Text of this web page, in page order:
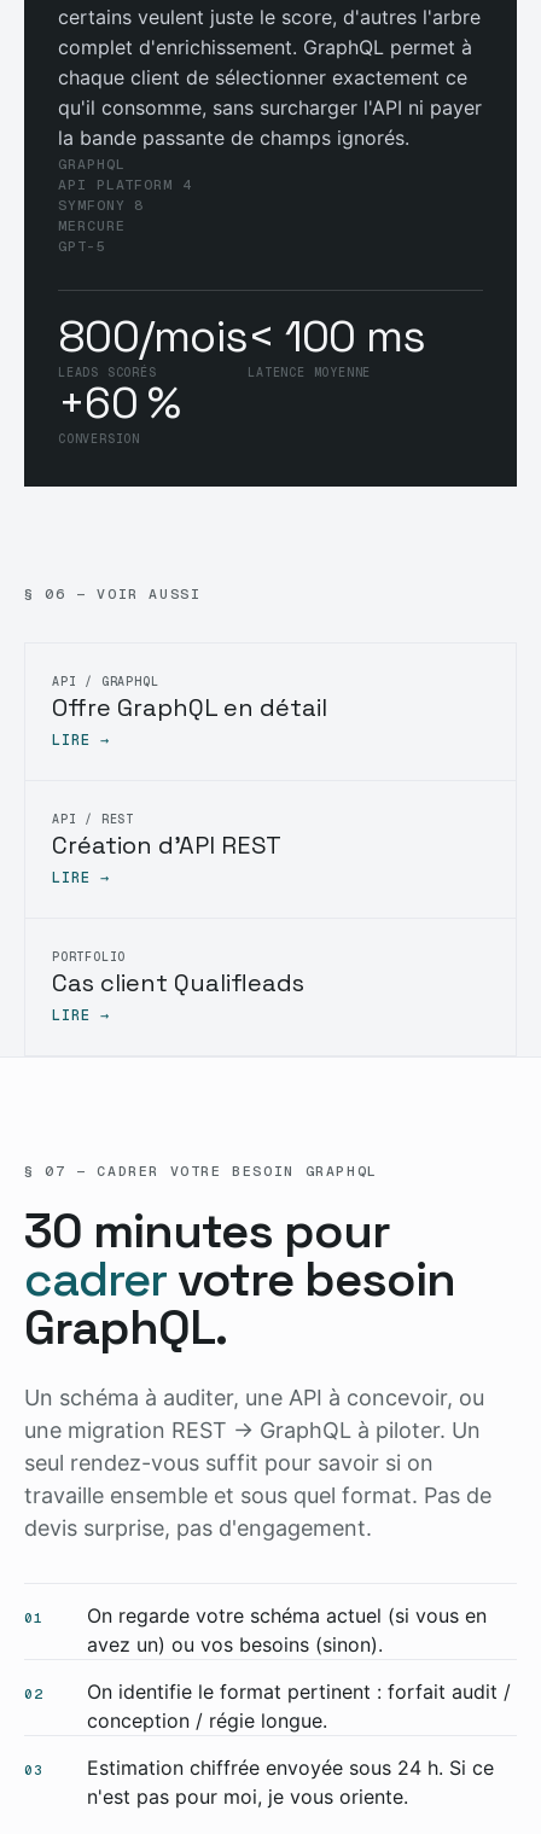
certains veulent juste le score, d'autres l'arbre
complet d'enrichissement. GraphQL permet à
chaque client de sélectionner exactement ce
qu'il consomme, sans surcharger l'API ni payer
la bande passante de champs ignorés.
GRAPHQL
API PLATFORM 4
SYMFONY 8
MERCURE
GPT-5
800/mois
LEADS SCORÉS
< 100 ms
LATENCE MOYENNE
+60 %
CONVERSION
§ 06 — VOIR AUSSI
API / GRAPHQL
Offre GraphQL en détail
LIRE →
API / REST
Création d'API REST
LIRE →
PORTFOLIO
Cas client Qualifleads
LIRE →
§ 07 — CADRER VOTRE BESOIN GRAPHQL
30 minutes pour
cadrervotre besoin
GraphQL.
Un schéma à auditer, une API à concevoir, ou
une migration REST → GraphQL à piloter. Un
seul rendez-vous suffit pour savoir si on
travaille ensemble et sous quel format. Pas de
devis surprise, pas d'engagement.
01
On regarde votre schéma actuel (si vous en
avez un) ou vos besoins (sinon).
02
On identifie le format pertinent : forfait audit /
conception / régie longue.
03
Estimation chiffrée envoyée sous 24 h. Si ce
n'est pas pour moi, je vous oriente.